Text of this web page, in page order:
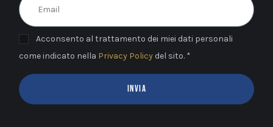
Acconsento al trattamento dei miei dati personali
come indicato nella Privacy Policy del sito. *
INVIA